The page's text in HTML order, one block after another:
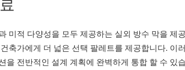
미적 다양성을 모두 제공하는 실외 방수 막을 제
축가에게 더 넓은 선택 팔레트를 제공합니다. 이
을 전반적인 설계 계획에 완벽하게 통합 할 수 있